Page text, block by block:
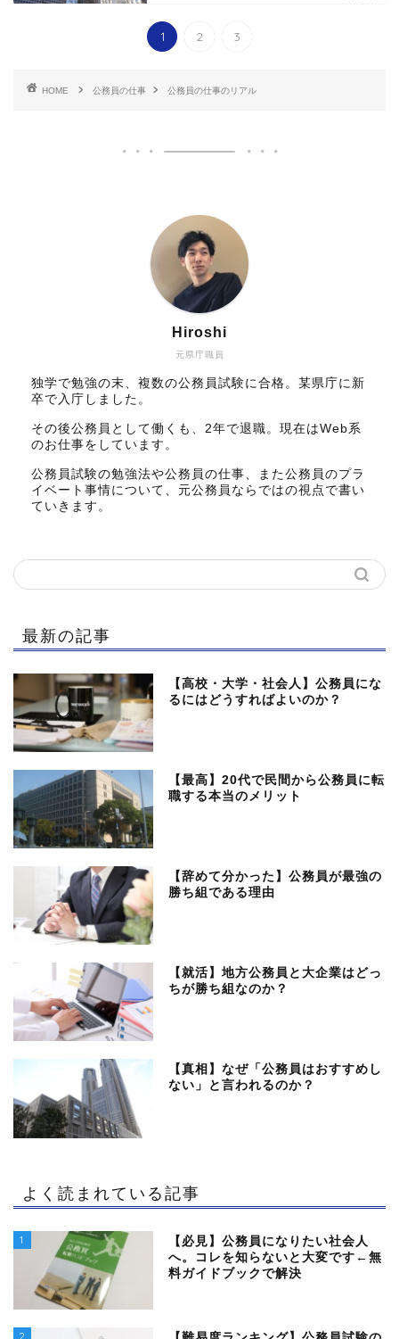
1 2 3
HOME 公務員の仕事 公務員の仕事のリアル
元県庁職員
Hiroshi
独学で勉強の末、複数の公務員試験に合格。某県庁に新
卒で入庁しました。
その後公務員として働くも、2年で退職。現在はWeb系
のお仕事をしています。
公務員試験の勉強法や公務員の仕事、また公務員のプラ
イベート事情について、元公務員ならではの視点で書い
ていきます。
最新の記事
【高校・大学・社会人】公務員にな
るにはどうすればよいのか？
【最高】20代で民間から公務員に転
職する本当のメリット
【辞めて分かった】公務員が最強の
勝ち組である理由
【就活】地方公務員と大企業はどっ
ちが勝ち組なのか？
【真相】なぜ「公務員はおすすめし
ない」と言われるのか？
よく読まれている記事
1
【必見】公務員になりたい社会人
へ。コレを知らないと大変です←無
料ガイドブックで解決
2